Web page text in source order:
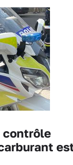
contrôle